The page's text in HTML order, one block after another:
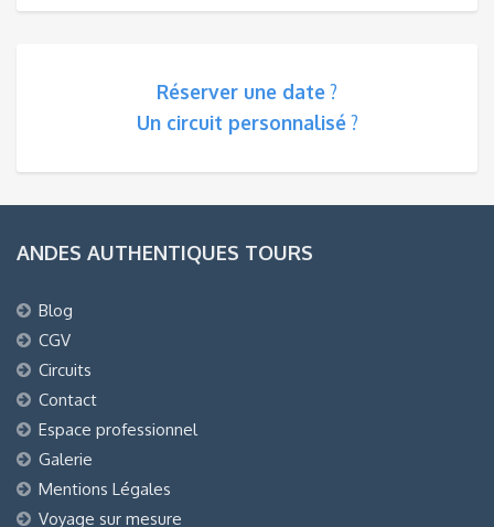
Réserver une date?
Un circuit personnalisé?
ANDES AUTHENTIQUES TOURS
Blog
CGV
Circuits
Contact
Espace professionnel
Galerie
Mentions Légales
Voyage sur mesure